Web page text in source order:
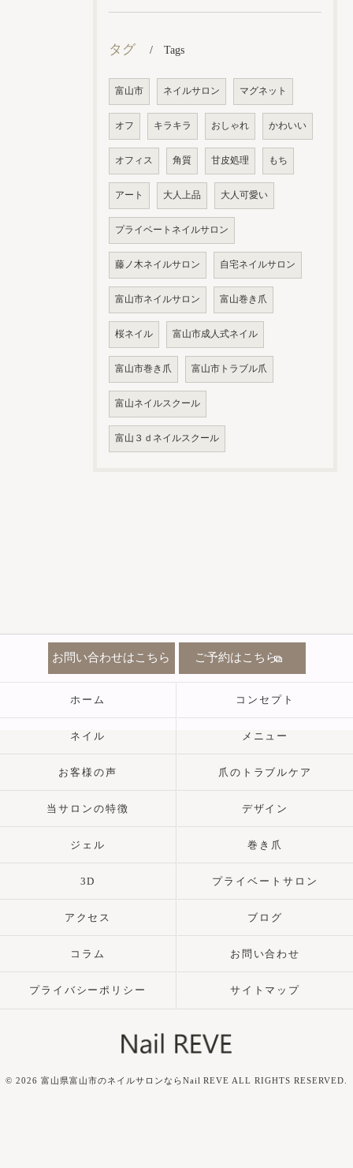
タグ Tags
富山市 ネイルサロン マグネット
オフ キラキラ おしゃれ かわいい
オフィス 角質 甘皮処理 もち
アート 大人上品 大人可愛い
プライベートネイルサロン
藤ノ木ネイルサロン 自宅ネイルサロン
富山市ネイルサロン 富山巻き爪
桜ネイル 富山市成人式ネイル
富山市巻き爪 富山市トラブル爪
富山ネイルスクール
富山３ｄネイルスクール
お問い合わせはこちら ご予約はこちら
ホーム コンセプト
ネイル メニュー
お客様の声 爪のトラブルケア
当サロンの特徴 デザイン
ジェル 巻き爪
3D プライベートサロン
アクセス ブログ
コラム お問い合わせ
プライバシーポリシー サイトマップ
© 2026 富山県富山市のネイルサロンならNail REVE ALL RIGHTS RESERVED.